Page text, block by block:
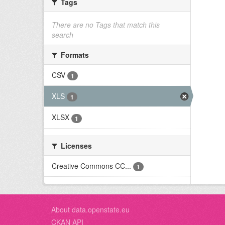
There are no Tags that match this
search
Formats
CSV
1
XLS 1
XLSX 1
Licenses
Creative Commons CC...
1
About data.openstate.eu
CKAN API